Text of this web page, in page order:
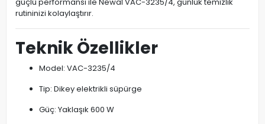
güçlü performansı ile Newal VAC-3235/4, günlük temizlik
rutininizi kolaylaştırır.
Teknik Özellikler
Model: VAC-3235/4
Tip: Dikey elektrikli süpürge
Güç: Yaklaşık 600 W